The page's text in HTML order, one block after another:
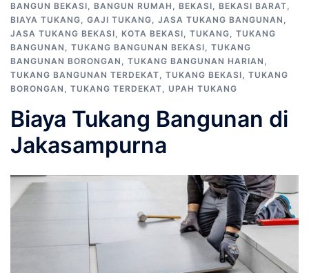
BANGUN BEKASI, BANGUN RUMAH , BEKASI, BEKASI BARAT,
BIAYA TUKANG, GAJI TUKANG, JASA TUKANG BANGUNAN ,
JASA TUKANG BEKASI, KOTA BEKASI, TUKANG, TUKANG
BANGUNAN , TUKANG BANGUNAN BEKASI, TUKANG
BANGUNAN BORONGAN , TUKANG BANGUNAN HARIAN ,
TUKANG BANGUNAN TERDEKAT, TUKANG BEKASI, TUKANG
BORONGAN , TUKANG TERDEKAT, UPAH TUKANG
Biaya Tukang Bangunan di
Jakasampurna